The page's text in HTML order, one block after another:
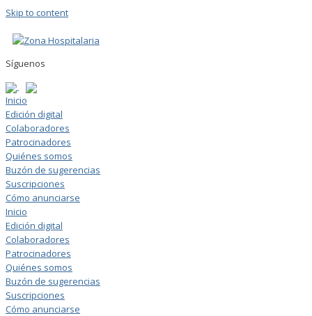
Skip to content
Síguenos
Inicio
Edición digital
Colaboradores
Patrocinadores
Quiénes somos
Buzón de sugerencias
Suscripciones
Cómo anunciarse
Inicio
Edición digital
Colaboradores
Patrocinadores
Quiénes somos
Buzón de sugerencias
Suscripciones
Cómo anunciarse